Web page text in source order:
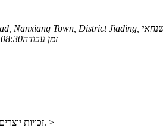
זמן עבודה08:30 ~ 17:30 בימים שני עד שבת
© זכויות יוצרים 20102022 : כל הזכויות שמורות. >